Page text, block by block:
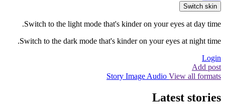
Switch skin
Switch to the light mode that's kinder on your eyes at day time.
Switch to the dark mode that's kinder on your eyes at night time.
Login
Add post
Story Image Audio View all formats
Latest stories